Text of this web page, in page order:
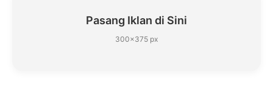
Pasang Iklan di Sini
300×375 px